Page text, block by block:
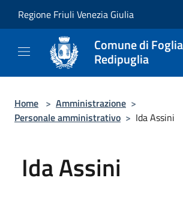
Regione Friuli Venezia Giulia
Comune di
Redipuglia
Home > Amministrazione >
Personale amministrativo > Ida Assini
Ida Assini